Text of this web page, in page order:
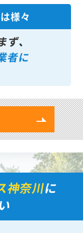
様々
ず、
者に
神奈川に